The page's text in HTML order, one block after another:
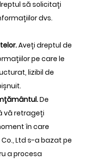
să solicitați
dvs.
Aveți dreptul de
pe care le
lizibil de
De
vă retrageți
în care
Ltd s-a bazat pe
a procesa